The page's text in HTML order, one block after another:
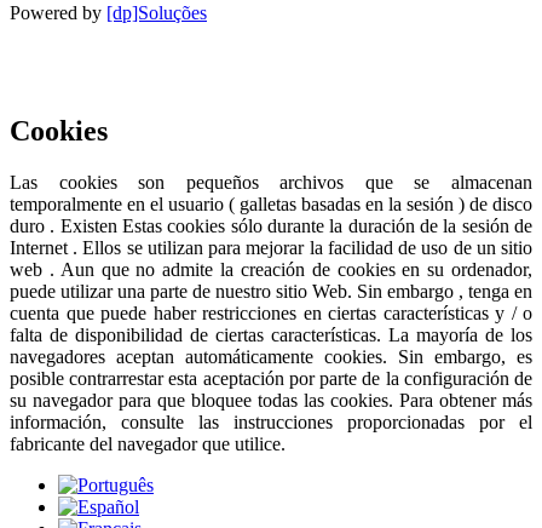
Powered by [dp]Soluções
Cookies
Las cookies son pequeños archivos que se almacenan
temporalmente en el usuario ( galletas basadas en la sesión ) de disco
duro . Existen Estas cookies sólo durante la duración de la sesión de
Internet . Ellos se utilizan para mejorar la facilidad de uso de un sitio
web . Aun que no admite la creación de cookies en su ordenador,
puede utilizar una parte de nuestro sitio Web. Sin embargo , tenga en
cuenta que puede haber restricciones en ciertas características y / o
falta de disponibilidad de ciertas características. La mayoría de los
navegadores aceptan automáticamente cookies. Sin embargo, es
posible contrarrestar esta aceptación por parte de la configuración de
su navegador para que bloquee todas las cookies. Para obtener más
información, consulte las instrucciones proporcionadas por el
fabricante del navegador que utilice.